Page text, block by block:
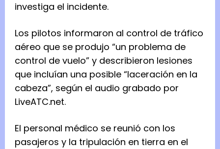
investiga el incidente.
Los pilotos informaron al control de tráfico
aéreo que se produjo “un problema de
control de vuelo” y describieron lesiones
que incluían una posible “laceración en la
cabeza”, según el audio grabado por
LiveATC.net.
El personal médico se reunió con los
pasajeros y la tripulación en tierra en el